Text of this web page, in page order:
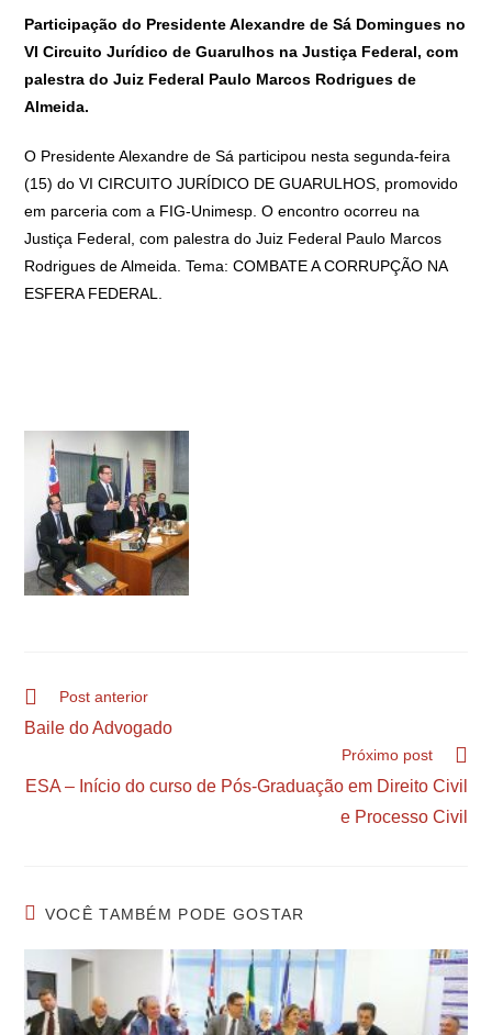
Participação do Presidente Alexandre de Sá Domingues no
VI Circuito Jurídico de Guarulhos na Justiça Federal, com
palestra do Juiz Federal Paulo Marcos Rodrigues de
Almeida.
O Presidente Alexandre de Sá participou nesta segunda-feira
(15) do VI CIRCUITO JURÍDICO DE GUARULHOS, promovido
em parceria com a FIG-Unimesp. O encontro ocorreu na
Justiça Federal, com palestra do Juiz Federal Paulo Marcos
Rodrigues de Almeida. Tema: COMBATE A CORRUPÇÃO NA
ESFERA FEDERAL.
Post anterior
Baile do Advogado
Próximo post
ESA – Início do curso de Pós-Graduação em Direito Civil
e Processo Civil
VOCÊ TAMBÉM PODE GOSTAR